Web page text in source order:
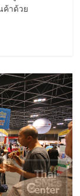
ค้าด้วย